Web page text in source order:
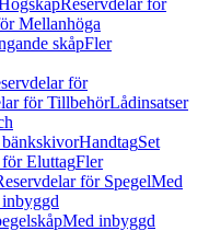
Reservdelar för
Mellanhöga
skåpFler
för
för TillbehörLådinsatser
HandtagSet
EluttagFler
för SpegelMed
Med inbyggd